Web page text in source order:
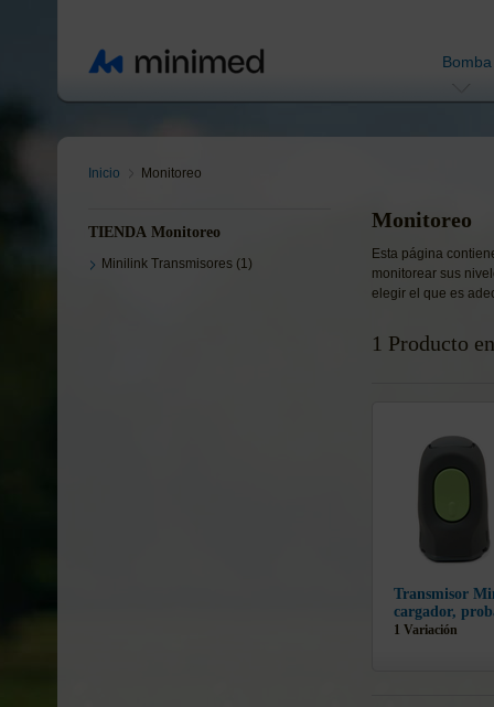
Bomba
Inicio Monitoreo
TIENDA Monitoreo
Minilink Transmisores (1)
Monitoreo
Esta página
monitorear sus
elegir el que es
1 Producto
Transmisor
cargador,
1 Variación